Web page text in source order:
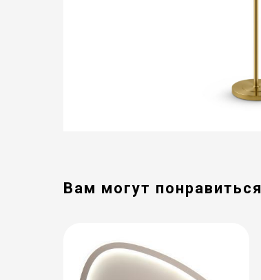
Вам могут понравиться